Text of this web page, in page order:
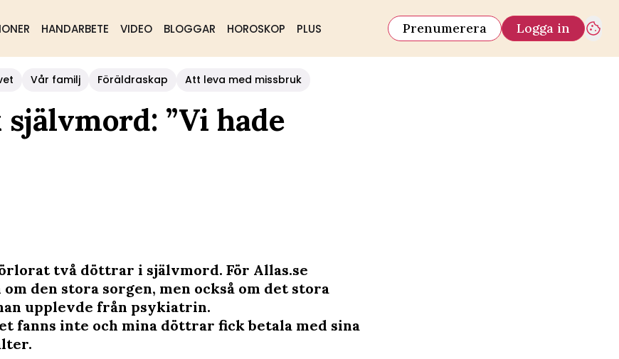
HANDARBETE VIDEO BLOGGAR HOROSKOP PLUS Prenumerera Logga in
Vår familj Föräldraskap Att leva med missbruk
”Vi hade
två döttrar i självmord. För Allas.se
den stora sorgen, men också om det stora
upplevde från psykiatrin.
fanns inte och mina döttrar fick betala med sina